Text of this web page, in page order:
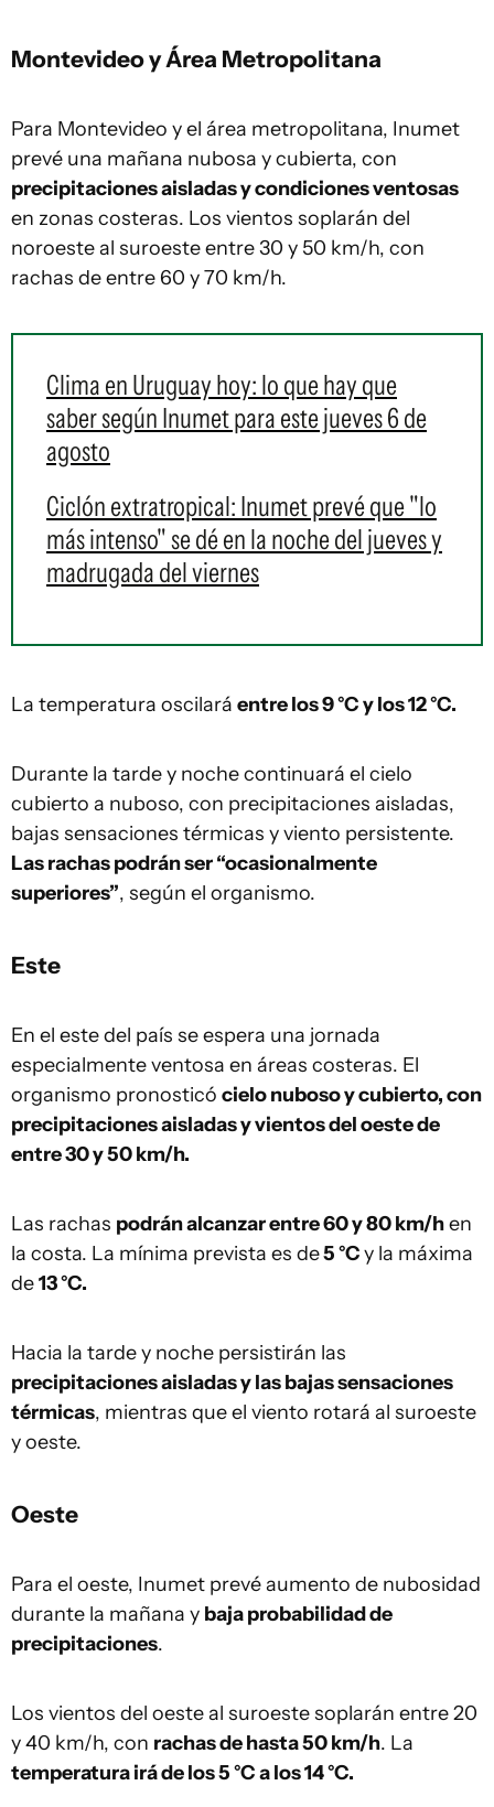
Montevideo y Área Metropolitana
Para Montevideo y el área metropolitana, Inumet
prevé una mañana nubosa y cubierta, con
precipitaciones aisladas y condiciones ventosas
en zonas costeras. Los vientos soplarán del
noroeste al suroeste entre 30 y 50 km/h, con
rachas de entre 60 y 70 km/h.
Clima en Uruguay hoy: lo que hay que
saber según Inumet para este jueves 6 de
agosto
Ciclón extratropical: Inumet prevé que "lo
más intenso" se dé en la noche del jueves y
madrugada del viernes
La temperatura oscilará entre los 9 °C y los 12 °C.
Durante la tarde y noche continuará el cielo
cubierto a nuboso, con precipitaciones aisladas,
bajas sensaciones térmicas y viento persistente.
Las rachas podrán ser “ocasionalmente
superiores”, según el organismo.
Este
En el este del país se espera una jornada
especialmente ventosa en áreas costeras. El
organismo pronosticó cielo nuboso y cubierto, con
precipitaciones aisladas y vientos del oeste de
entre 30 y 50 km/h.
Las rachas podrán alcanzar entre 60 y 80 km/hen
la costa. La mínima prevista es de5 °Cy la máxima
de13 °C.
Hacia la tarde y noche persistirán las
precipitaciones aisladas y las bajas sensaciones
térmicas, mientras que el viento rotará al suroeste
y oeste.
Oeste
Para el oeste, Inumet prevé aumento de nubosidad
durante la mañana y baja probabilidad de
precipitaciones.
Los vientos del oeste al suroeste soplarán entre 20
y 40 km/h, con rachas de hasta 50 km/h. La
temperatura irá de los 5 °C a los 14 °C.